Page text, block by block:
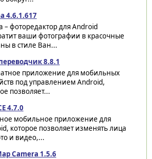
4.6.1.617
– фоторедактор для Android
ваши фотографии в красочные
в стиле Ван...
8.8.1
приложение для мобильных
под управлением Android,
позволяет...
4.7.0
мобильное приложение для
которое позволяет изменять лица
и видео,...
Camera 1.5.6